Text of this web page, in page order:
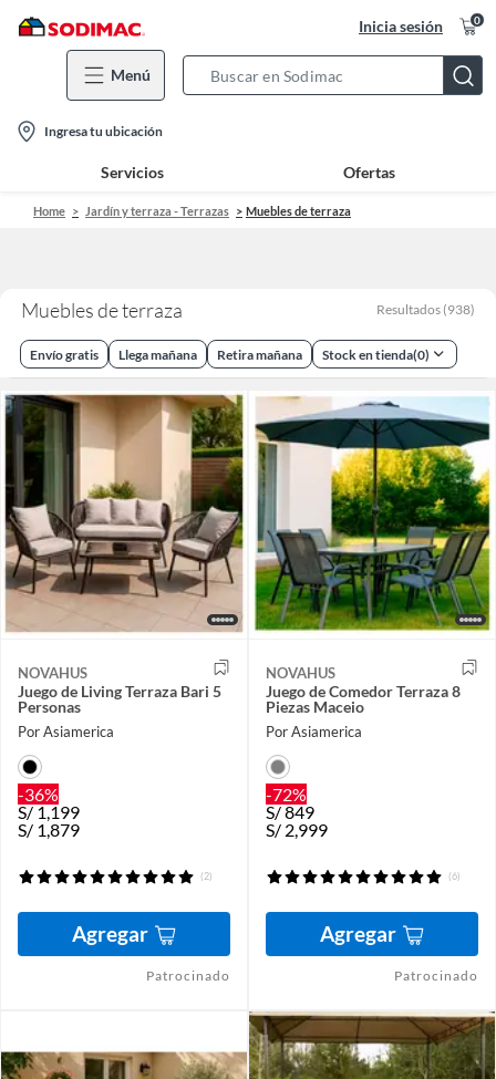
Inicia sesión 0
Menú
Bar
location-
icon
Ingresa tu ubicación
Servicios Ofertas
Home Jardín y terraza - Terrazas Muebles de terraza
Muebles de terraza Resultados (938)
Envío gratis Llega mañana Retira mañana Stock en tienda(0)
NOVAHUS
Juego de Living Terraza Bari 5
Personas
Por Asiamerica
-36%
S/1,199
S/ 1,879
(2)
Agregar
Patrocinado
NOVAHUS
Juego de Comedor Terraza 8
Piezas Maceio
Por Asiamerica
-72%
S/849
S/ 2,999
(6)
Agregar
Patrocinado